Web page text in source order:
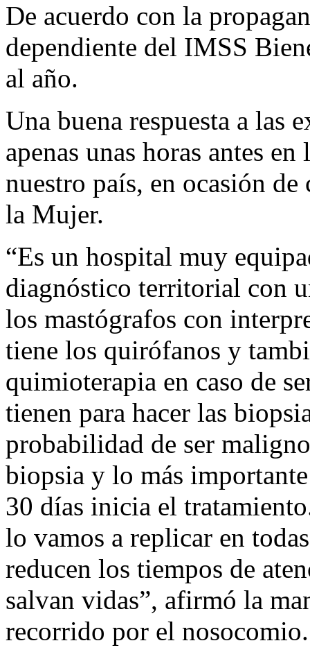
De acuerdo con la
dependiente del IMSS
al año.
Una buena respuesta a las
apenas unas horas antes
nuestro país, en ocasión
la Mujer.
“Es un hospital muy
diagnóstico territorial con
los mastógrafos con
tiene los quirófanos y
quimioterapia en caso de
tienen para hacer las
probabilidad de ser
biopsia y lo más
30 días inicia el
lo vamos a replicar en
reducen los tiempos de
salvan vidas”, afirmó la
recorrido por el nosocomio.